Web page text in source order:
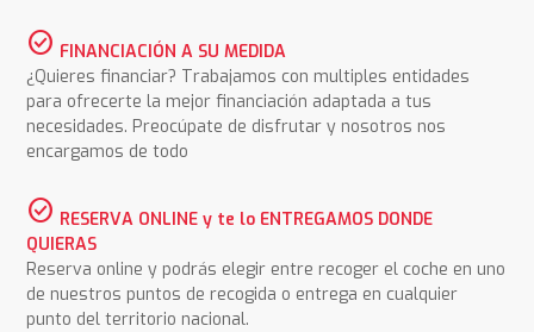
check_circle FINANCIACIÓN A SU MEDIDA
¿Quieres financiar? Trabajamos con multiples entidades
para ofrecerte la mejor financiación adaptada a tus
necesidades. Preocúpate de disfrutar y nosotros nos
encargamos de todo
check_circle RESERVA ONLINE y te lo ENTREGAMOS DONDE
QUIERAS
Reserva online y podrás elegir entre recoger el coche en uno
de nuestros puntos de recogida o entrega en cualquier
punto del territorio nacional.